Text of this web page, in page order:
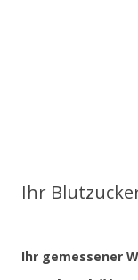
Ihr
Ihr gemessener